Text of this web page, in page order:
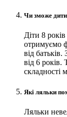
Чи зможе
Діти 8
отримуємо
від
від 6 років.
складності
Які ляльки
Ляльки